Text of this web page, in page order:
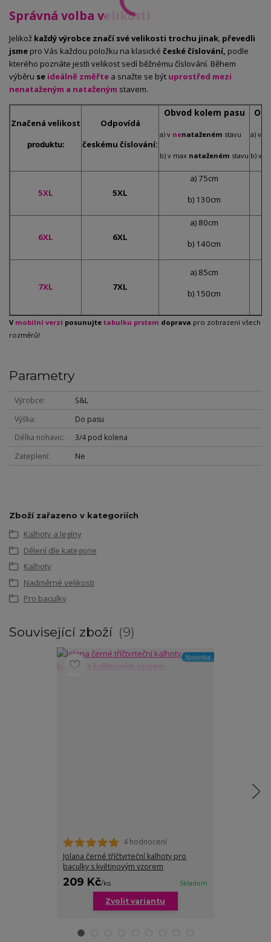
Správná volba velikosti
Jelikož každý výrobce značí své velikosti trochu jinak, převedli
jsme pro Vás každou položku na klasické české číslování, podle
kterého poznáte jestli velikost sedí běžnému číslování. Během
výběru se ideálně změřte a snažte se být uprostřed mezi
nenataženým a nataženým stavem.
Značená velikost
produktu:
Odpovídá
českému číslování:
Obvod kolem pasu
a) v nenataženém stavu
b) v max nataženém stavu
a) v
b) v
5XL 5XL
a) 75cm
b) 130cm
6XL 6XL
a) 80cm
b) 140cm
7XL 7XL
a) 85cm
b) 150cm
V mobilní verzi posunujte tabulku prstem doprava pro zobrazení všech
rozměrů!
Parametry
Výrobce
S&L
Výška
Do pasu
Délka nohavic
3/4 pod kolena
Zateplení
Ne
Zboží zařazeno v kategoriích
Kalhoty a legíny
Dělení dle kategorie
Kalhoty
Nadměrné velikosti
Pro baculky
Související zboží 9
Novinka
4 hodnocení
Jolana černé tříčtvrteční kalhoty pro
baculky s květinovým vzorem
209 Kč/ks Skladem
Zvolit variantu